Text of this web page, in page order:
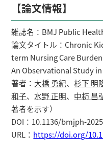
【論文情報】
雑誌名：BMJ Public
論文タイトル：Chronic
term Nursing Care
An Observational Study
著者： 大橋 勇紀、杉下 明
和子、水野 正明、 中杤 昌
著者を示す）
DOI：10.1136/bmjph-
URL： https://doi.org/